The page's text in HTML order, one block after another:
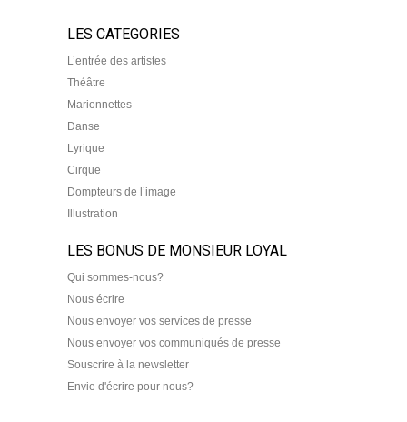
LES CATEGORIES
L’entrée des artistes
Théâtre
Marionnettes
Danse
Lyrique
Cirque
Dompteurs de l’image
Illustration
LES BONUS DE MONSIEUR LOYAL
Qui sommes-nous?
Nous écrire
Nous envoyer vos services de presse
Nous envoyer vos communiqués de presse
Souscrire à la newsletter
Envie d'écrire pour nous?